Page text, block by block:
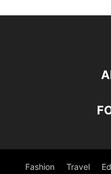
Fashion Travel